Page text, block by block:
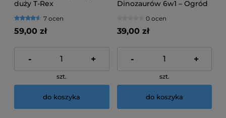
duży T-Rex
7 ocen
59,00 zł
- +
szt.
do koszyka
Dinozaurów 6w1 – Ogród
0 ocen
39,00 zł
- +
szt.
do koszyka